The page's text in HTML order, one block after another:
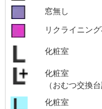
窓無し
リクライニン
化粧室
化粧室
（おむつ交換台
化粧室